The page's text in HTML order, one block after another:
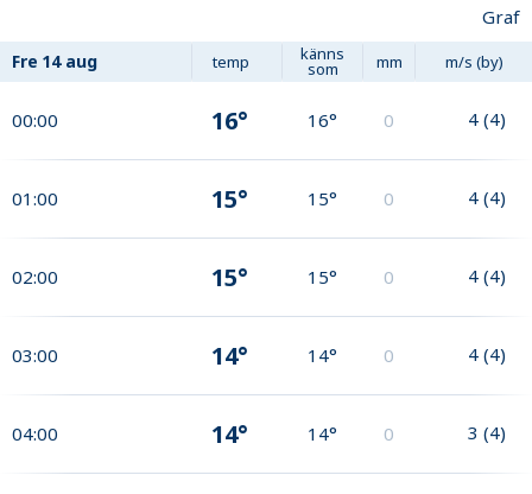
Graf
Fre 14 aug temp känns
som mm m/s (by)
00:00 16° 16° 0 4 (4)
01:00 15° 15° 0 4 (4)
02:00 15° 15° 0 4 (4)
03:00 14° 14° 0 4 (4)
04:00 14° 14° 0 3 (4)